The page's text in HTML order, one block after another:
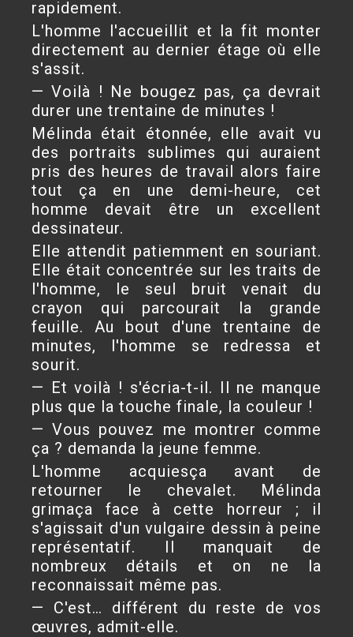
rapidement.
L'homme l'accueillit et la fit monter
directement au dernier étage où elle
s'assit.
— Voilà ! Ne bougez pas, ça devrait
durer une trentaine de minutes !
Mélinda était étonnée, elle avait vu
des portraits sublimes qui auraient
pris des heures de travail alors faire
tout ça en une demi-heure, cet
homme devait être un excellent
dessinateur.
Elle attendit patiemment en souriant.
Elle était concentrée sur les traits de
l'homme, le seul bruit venait du
crayon qui parcourait la grande
feuille. Au bout d'une trentaine de
minutes, l'homme se redressa et
sourit.
— Et voilà ! s'écria-t-il. Il ne manque
plus que la touche finale, la couleur !
— Vous pouvez me montrer comme
ça ? demanda la jeune femme.
L'homme acquiesça avant de
retourner le chevalet. Mélinda
grimaça face à cette horreur ; il
s'agissait d'un vulgaire dessin à peine
représentatif. Il manquait de
nombreux détails et on ne la
reconnaissait même pas.
— C'est… différent du reste de vos
œuvres, admit-elle.